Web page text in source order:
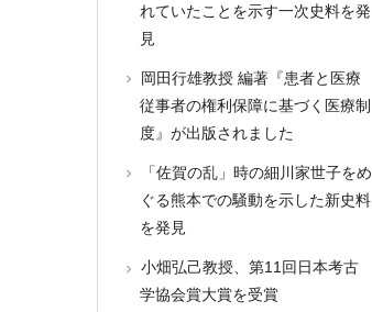
れていたことを示す一次史料を発
見
岡田行雄教授 編著『患者と医療
従事者の権利保障に基づく医療制
度』が出版されました
「佐賀の乱」時の細川家世子をめ
ぐる熊本での騒動を示した新史料
を発見
小畑弘己教授、第11回日本考古
学協会賞大賞を受賞